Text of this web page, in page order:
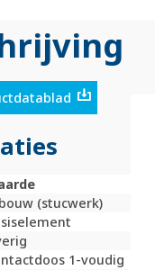
(stucwerk)
1-voudig